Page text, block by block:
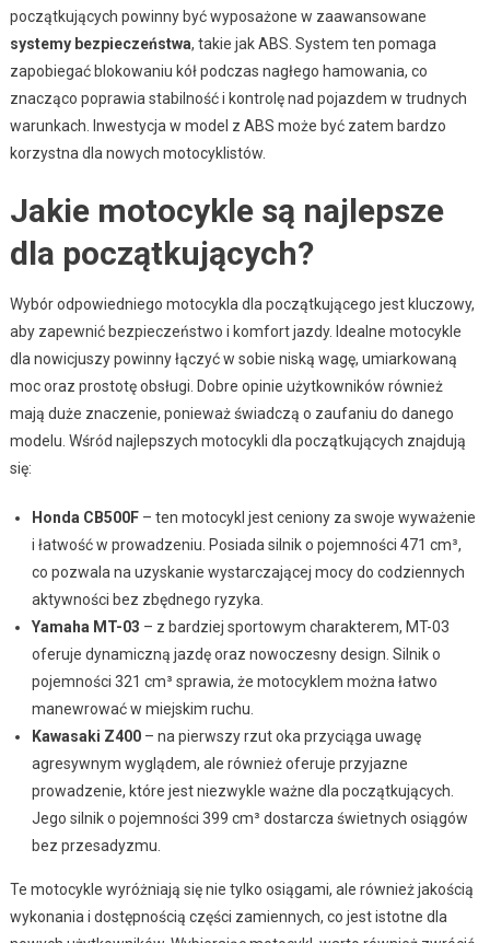
początkujących powinny być wyposażone w zaawansowane
systemy bezpieczeństwa, takie jak ABS. System ten pomaga
zapobiegać blokowaniu kół podczas nagłego hamowania, co
znacząco poprawia stabilność i kontrolę nad pojazdem w trudnych
warunkach. Inwestycja w model z ABS może być zatem bardzo
korzystna dla nowych motocyklistów.
Jakie motocykle są najlepsze
dla początkujących?
Wybór odpowiedniego motocykla dla początkującego jest kluczowy,
aby zapewnić bezpieczeństwo i komfort jazdy. Idealne motocykle
dla nowicjuszy powinny łączyć w sobie niską wagę, umiarkowaną
moc oraz prostotę obsługi. Dobre opinie użytkowników również
mają duże znaczenie, ponieważ świadczą o zaufaniu do danego
modelu. Wśród najlepszych motocykli dla początkujących znajdują
się:
Honda CB500F– ten motocykl jest ceniony za swoje wyważenie
i łatwość w prowadzeniu. Posiada silnik o pojemności 471 cm³,
co pozwala na uzyskanie wystarczającej mocy do codziennych
aktywności bez zbędnego ryzyka.
Yamaha MT-03 – z bardziej sportowym charakterem, MT-03
oferuje dynamiczną jazdę oraz nowoczesny design. Silnik o
pojemności 321 cm³ sprawia, że motocyklem można łatwo
manewrować w miejskim ruchu.
Kawasaki Z400– na pierwszy rzut oka przyciąga uwagę
agresywnym wyglądem, ale również oferuje przyjazne
prowadzenie, które jest niezwykle ważne dla początkujących.
Jego silnik o pojemności 399 cm³ dostarcza świetnych osiągów
bez przesadyzmu.
Te motocykle wyróżniają się nie tylko osiągami, ale również jakością
wykonania i dostępnością części zamiennych, co jest istotne dla